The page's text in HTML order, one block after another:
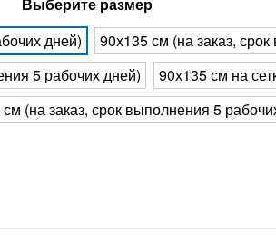
Выберите размер
дней)
90x135 см (на заказ,
5 рабочих дней)
90х135 см на
(на заказ, срок выполнения 5